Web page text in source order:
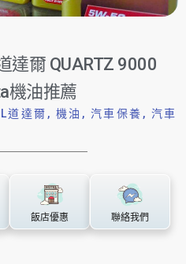
達爾 QUARTZ 9000
機油推薦
道達爾 , 機油 , 汽車保養 , 汽車
飯店優惠 聯絡我們